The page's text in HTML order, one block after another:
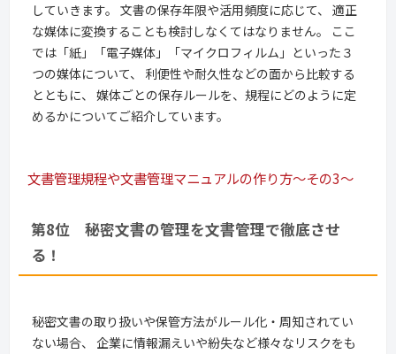
していきます。 文書の保存年限や活用頻度に応じて、 適正
な媒体に変換することも検討しなくてはなりません。 ここ
では「紙」「電子媒体」「マイクロフィルム」といった３
つの媒体について、 利便性や耐久性などの面から比較する
とともに、 媒体ごとの保存ルールを、規程にどのように定
めるかについてご紹介しています。
文書管理規程や文書管理マニュアルの作り方～その3～
第8位 秘密文書の管理を文書管理で徹底させ
る！
秘密文書の取り扱いや保管方法がルール化・周知されてい
ない場合、 企業に情報漏えいや紛失など様々なリスクをも